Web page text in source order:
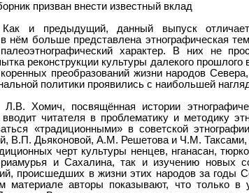
призван внести известный вклад
и предыдущий, данный выпуск
нём больше представлена этнографическая
характер. В них не
реконструкции культуры далекого
преобразований жизни народов
политики проявились с наибольшей
Хомич, посвящённая истории
читателя в проблематику и методику
«традиционными» в советской
В.П. Дьяконовой, А.М. Решетова и Ч.М.
черт культуры ненцев, нганасан,
и Сахалина, так и изучению новых
происшедших в жизни этих народов за годы
материале авторы показывают, что только